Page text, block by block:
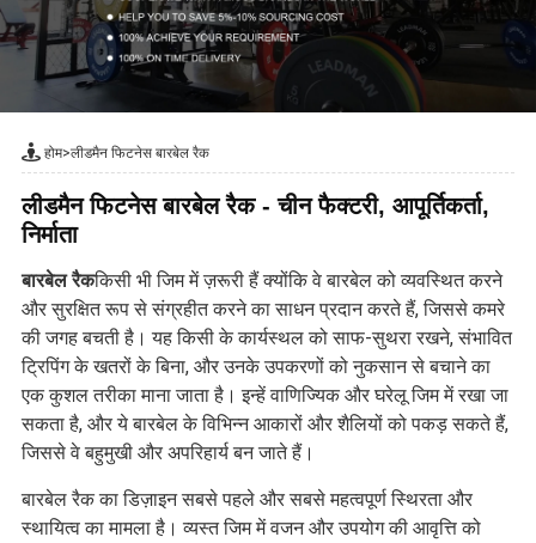
होम>लीडमैन फिटनेस बारबेल रैक
लीडमैन फिटनेस बारबेल रैक - चीन फैक्टरी, आपूर्तिकर्ता,
निर्माता
बारबेल रैककिसी भी जिम में ज़रूरी हैं क्योंकि वे बारबेल को व्यवस्थित करने
और सुरक्षित रूप से संग्रहीत करने का साधन प्रदान करते हैं, जिससे कमरे
की जगह बचती है। यह किसी के कार्यस्थल को साफ-सुथरा रखने, संभावित
ट्रिपिंग के खतरों के बिना, और उनके उपकरणों को नुकसान से बचाने का
एक कुशल तरीका माना जाता है। इन्हें वाणिज्यिक और घरेलू जिम में रखा जा
सकता है, और ये बारबेल के विभिन्न आकारों और शैलियों को पकड़ सकते हैं,
जिससे वे बहुमुखी और अपरिहार्य बन जाते हैं।
बारबेल रैक का डिज़ाइन सबसे पहले और सबसे महत्वपूर्ण स्थिरता और
स्थायित्व का मामला है। व्यस्त जिम में वजन और उपयोग की आवृत्ति को